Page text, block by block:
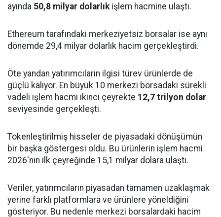
ayında 50,8 milyar dolarlıkişlem hacmine ulaştı.
Ethereum tarafındaki merkeziyetsiz borsalar ise aynı
dönemde 29,4 milyar dolarlık hacim gerçekleştirdi.
Öte yandan yatırımcıların ilgisi türev ürünlerde de
güçlü kalıyor. En büyük 10 merkezi borsadaki sürekli
vadeli işlem hacmi ikinci çeyrekte 12,7 trilyon dolar
seviyesinde gerçekleşti.
Tokenleştirilmiş hisseler de piyasadaki dönüşümün
bir başka göstergesi oldu. Bu ürünlerin işlem hacmi
2026'nın ilk çeyreğinde 15,1 milyar dolara ulaştı.
Veriler, yatırımcıların piyasadan tamamen uzaklaşmak
yerine farklı platformlara ve ürünlere yöneldiğini
gösteriyor. Bu nedenle merkezi borsalardaki hacim